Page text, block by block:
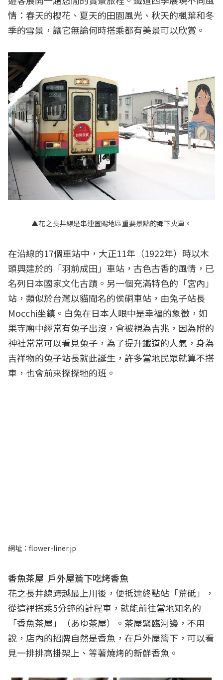
情：春天的櫻花、夏天的田園風光、秋天的楓葉和冬
季的雪景，讓它無論何時搭乘都有美景可以欣賞。
▲花之長井線是串連置賜地區重要景點的鄉下火車。
在沿線的17個車站中，大正11年（1922年）時以木
頭興建於的「羽前成田」車站，古色古香的風情，已
名列日本國家文化古蹟。另一個充滿特色的「宮內」
站，類似於台灣以貓聞名的侯硐車站，由兔子站長
Mocchi坐鎮。白兔在日本人眼中是幸福的象徵，如
果寺廟中經常有兔子出沒，會被視為吉兆，因為附的
神社常常可以看見兔子，為了提升鐵道的人氣，身為
吉祥物的兔子站長就此誕生，許多當地民眾就算不搭
車，也會前來探探牠的班。
網址：flower-liner.jp
香魚茶屋 戶外屋簷下吃烤香魚
花之長井線跨越最上川後，便抵達終點站「荒砥」，
從這裡搭乘5分鐘的計程車，就能前往當地知名的
「香魚茶屋」（あゆ茶屋）。茶屋緊臨河邊，不用
說，店內的招牌自然是香魚，在戶外屋簷下，可以看
見一排排高掛架上、等著燒烤的新鮮香魚。